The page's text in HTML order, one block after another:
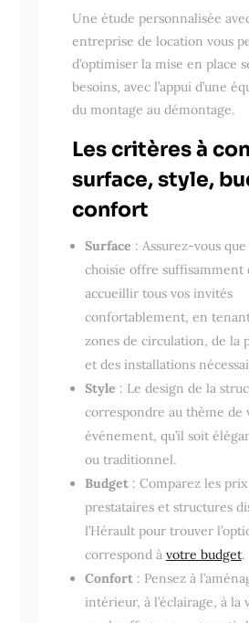
Une étude personnalisée
entreprise de location vous
d’optimiser la mise en place
besoins, avec l’appui d’une
du montage au démontage.
Les critères à
surface, style,
confort
Surface : Assurez-vous
choisie offre suffisamment
accueillir tous vos invités
confortablement, en
zones de circulation, de la
et des installations
Style : Le design de la
correspondre au thème de
événement, qu’il soit
ou traditionnel.
Budget: Comparez les
prestataires et structures
l’Hérault pour trouver
correspond à votre budget.
Confort: Pensez à
intérieur, à l’éclairage, à la